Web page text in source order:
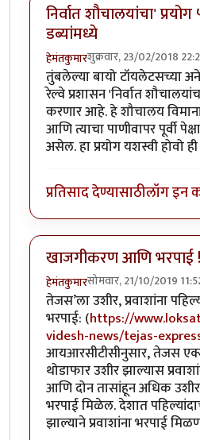
निर्वात शौचालयांचा'
डब्यांमध्ये
हेमंतकुमारशुक्रवार, 23/02/2018
तुंबलेल्या बायो टॉयलेटसच्या
रेल्वे प्रशासन 'निर्वात
करणार आहे. हे शौचालय
आणि त्याचा पाणीवापर पूर्वी
असेल. हा प्रयोग यशस्वी होवो ही
प्रतिसाद देण्यासाठीलॉग इन
खाजगीकरण आणि भरपाई !
हेमंतकुमारसोमवार, 21/10/2019
तेजस’ला उशीर, प्रवाशांना
भरपाई: (https://
videsh-news/tejas-
आयआरसीटीसीनुसार, तेजस
थोडाफार उशीर झाल्यास
आणि दोन तासांहून अधिक
भरपाई मिळेल. देशात
झाल्याने प्रवाशांना भरपाई